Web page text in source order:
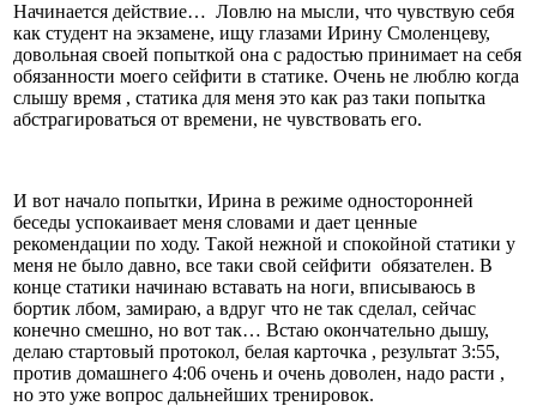
Начинается действие… Ловлю на мысли, что чувствую себя
как студент на экзамене, ищу глазами Ирину Смоленцеву,
довольная своей попыткой она с радостью принимает на себя
обязанности моего сейфити в статике. Очень не люблю когда
слышу время , статика для меня это как раз таки попытка
абстрагироваться от времени, не чувствовать его.
И вот начало попытки, Ирина в режиме односторонней
беседы успокаивает меня словами и дает ценные
рекомендации по ходу. Такой нежной и спокойной статики у
меня не было давно, все таки свой сейфити обязателен. В
конце статики начинаю вставать на ноги, вписываюсь в
бортик лбом, замираю, а вдруг что не так сделал, сейчас
конечно смешно, но вот так… Встаю окончательно дышу,
делаю стартовый протокол, белая карточка , результат 3:55,
против домашнего 4:06 очень и очень доволен, надо расти ,
но это уже вопрос дальнейших тренировок.